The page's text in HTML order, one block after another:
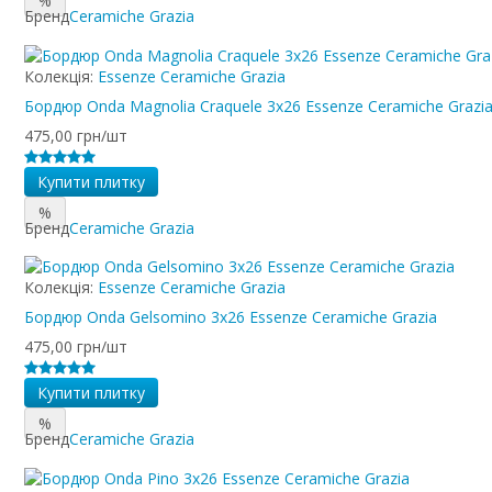
БрендCeramiche Grazia
Колекція: Essenze Ceramiche Grazia
Бордюр Onda Magnolia Craquele 3x26 Essenze Ceramiche Grazia
475,00 грн/шт
Купити плитку
%
БрендCeramiche Grazia
Колекція: Essenze Ceramiche Grazia
Бордюр Onda Gelsomino 3x26 Essenze Ceramiche Grazia
475,00 грн/шт
Купити плитку
%
БрендCeramiche Grazia